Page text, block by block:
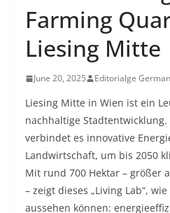
Farming
Liesing Mitte
June 20, 2025 Editorialge
Liesing Mitte in Wien ist ein
nachhaltige
verbindet es innovative
Landwirtschaft, um bis 2050
Mit rund 700 Hektar – größer
– zeigt dieses „Living Lab“,
aussehen können: